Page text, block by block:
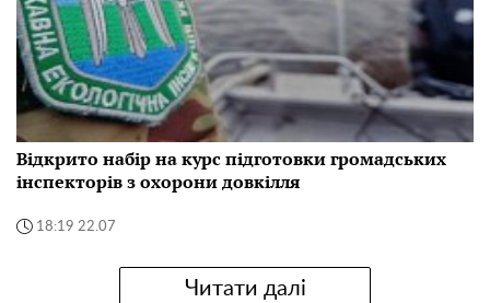
Відкрито набір на курс підготовки громадських
інспекторів з охорони довкілля
18:19 22.07
Читати далі